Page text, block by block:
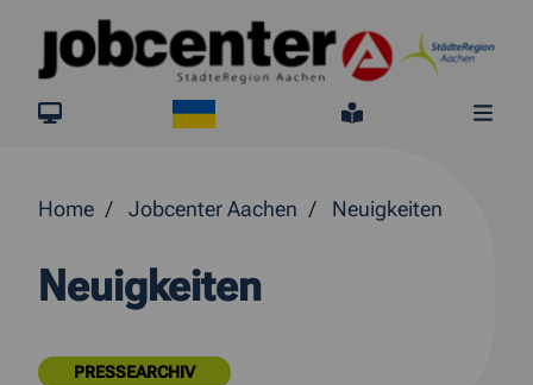
Springe direkt zum Inhalt
jobcenter.digital
Leichte
Home Jobcenter Aachen Neuigkeiten
Neuigkeiten
PRESSEARCHIV